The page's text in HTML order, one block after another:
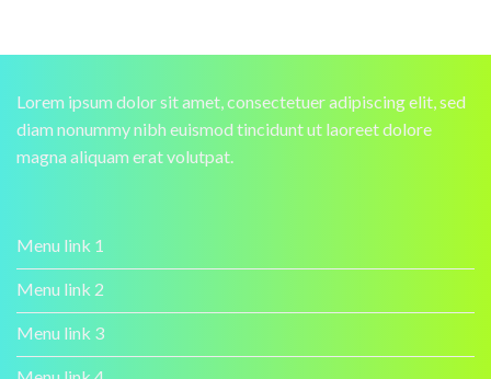
Lorem ipsum dolor sit amet, consectetuer adipiscing elit, sed
diam nonummy nibh euismod tincidunt ut laoreet dolore
magna aliquam erat volutpat.
Menu link 1
Menu link 2
Menu link 3